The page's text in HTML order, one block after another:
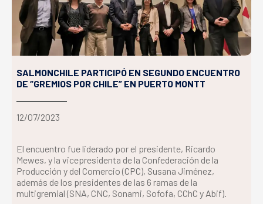
SALMONCHILE PARTICIPÓ EN SEGUNDO ENCUENTRO
DE “GREMIOS POR CHILE” EN PUERTO MONTT
12/07/2023
El encuentro fue liderado por el presidente, Ricardo
Mewes, y la vicepresidenta de la Confederación de la
Producción y del Comercio (CPC), Susana Jiménez,
además de los presidentes de las 6 ramas de la
multigremial (SNA, CNC, Sonami, Sofofa, CChC y Abif).